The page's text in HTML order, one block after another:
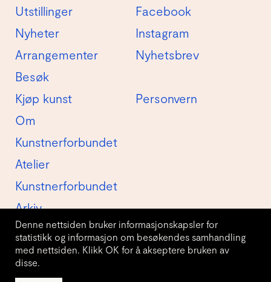
Denne nettsiden bruker informasjonskapsler for
statistikk og informasjon om besøkendes samhandling
med nettsiden. Klikk OK for å akseptere bruken av
disse.
Utstillinger
Nyheter
Arrangementer
Besøk
Kjøp kunst
Om
Kunstnerforbundet
Atelier
Kunstnerforbundet
Arkiv
Facebook
Instagram
Nyhetsbrev
Personvern
© Kunstnerforbundet AS 2026